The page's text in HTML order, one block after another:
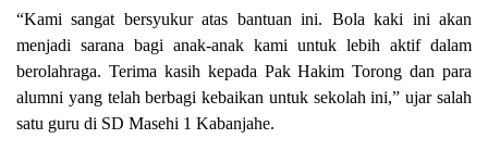
“Kami sangat bersyukur atas bantuan ini. Bola kaki ini akan
menjadi sarana bagi anak-anak kami untuk lebih aktif dalam
berolahraga. Terima kasih kepada Pak Hakim Torong dan para
alumni yang telah berbagi kebaikan untuk sekolah ini,” ujar salah
satu guru di SD Masehi 1 Kabanjahe.